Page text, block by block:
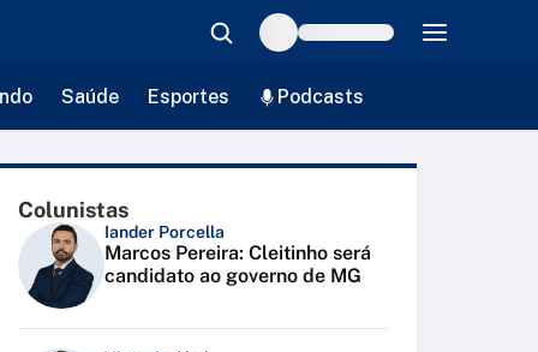
Saúde Esportes Podcasts
Colunistas
Iander Porcella
Marcos Pereira: Cleitinho será
candidato ao governo de MG